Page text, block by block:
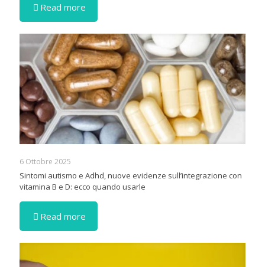
Read more
6 Ottobre 2025
Sintomi autismo e Adhd, nuove evidenze sull’integrazione con
vitamina B e D: ecco quando usarle
Read more